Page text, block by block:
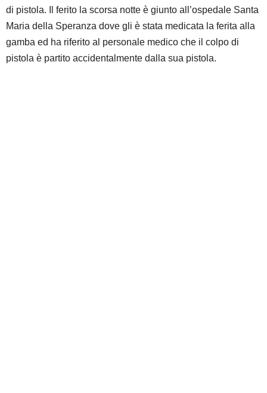
di pistola. Il ferito la scorsa notte è giunto all’ospedale Santa
Maria della Speranza dove gli è stata medicata la ferita alla
gamba ed ha riferito al personale medico che il colpo di
pistola è partito accidentalmente dalla sua pistola.